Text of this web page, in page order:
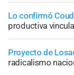
Lo confirmó
productiva
Proyecto de
radicalismo